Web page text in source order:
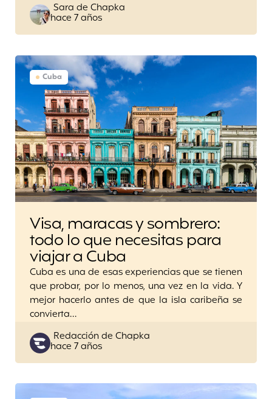
Posted
by
Sara de Chapka
hace 7 años
Cuba
Visa, maracas y sombrero:
todo lo que necesitas para
viajar a Cuba
Cuba es una de esas experiencias que se tienen
que probar, por lo menos, una vez en la vida. Y
mejor hacerlo antes de que la isla caribeña se
convierta…
Posted
by
Redacción de Chapka
hace 7 años